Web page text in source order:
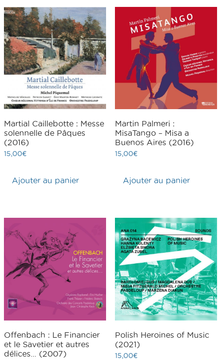
Martial Caillebotte : Messe
solennelle de Pâques
(2016)
15,00€
Ajouter au panier
Martin Palmeri :
MisaTango – Misa a
Buenos Aires (2016)
15,00€
Ajouter au panier
Offenbach : Le Financier
et le Savetier et autres
délices… (2007)
Polish Heroines of Music
(2021)
15,00€